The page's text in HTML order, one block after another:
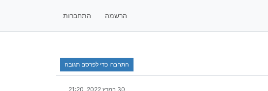
הרשמה התחברות
התחברו כדי לפרסם תגובה
30 במרץ 2022, 21:20